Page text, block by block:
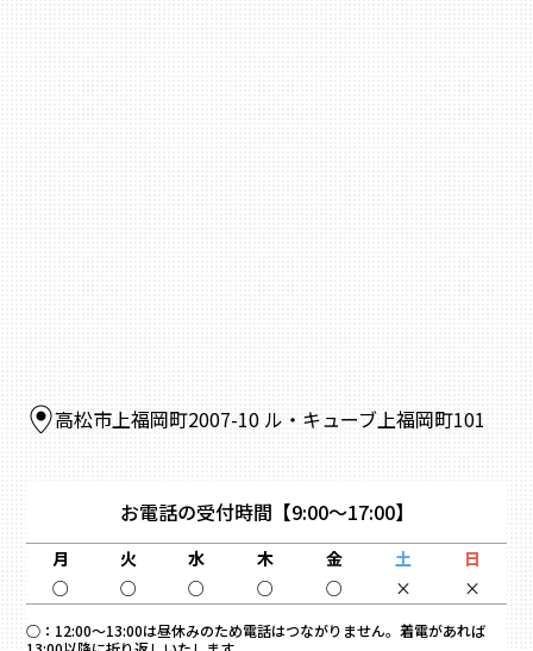
高松市上福岡町2007-10 ル・キューブ上福岡町101
お電話の受付時間 【9:00～17:00】
月 火 水 木 金 土
日
○
○ ○ ○ ○ × ×
○： 12:00～13:00は昼休みのため電話はつながりません。着電があれば